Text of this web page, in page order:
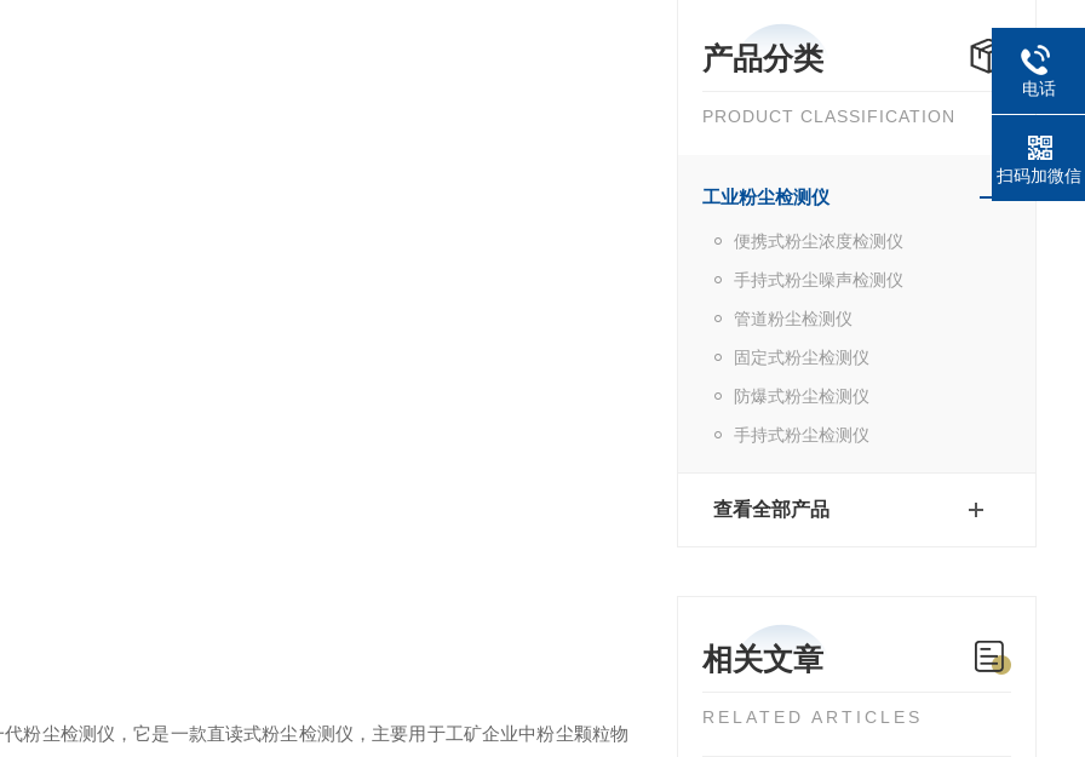
产品分类
PRODUCT CLASSIFICATION
工业粉尘检测仪
便携式粉尘浓度检测仪
手持式粉尘噪声检测仪
管道粉尘检测仪
固定式粉尘检测仪
防爆式粉尘检测仪
手持式粉尘检测仪
查看全部产品
相关文章
RELATED ARTICLES
粉尘检测仪，它是一款直读式粉尘检测仪，主要用于工矿企业中粉尘颗粒物
电话
扫码加微信